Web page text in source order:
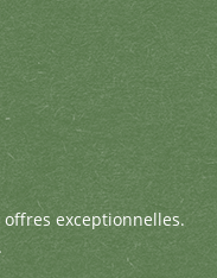
des offres
exceptionnelles.